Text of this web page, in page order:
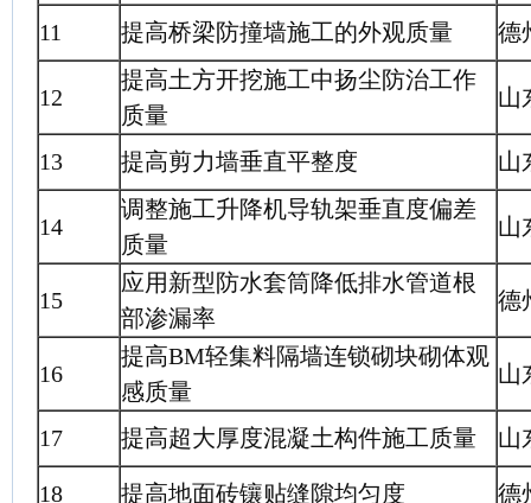
11 提高桥梁防撞墙施工的外观质量 德
12
提高土方开挖施工中扬尘防治工作
质量
山
13 提高剪力墙垂直平整度 山
14
调整施工升降机导轨架垂直度偏差
质量
山
15
应用新型防水套筒降低排水管道根
部渗漏率
德
16
提高BM轻集料隔墙连锁砌块砌体观
感质量
山
17 提高超大厚度混凝土构件施工质量 山
18 提高地面砖镶贴缝隙均匀度 德